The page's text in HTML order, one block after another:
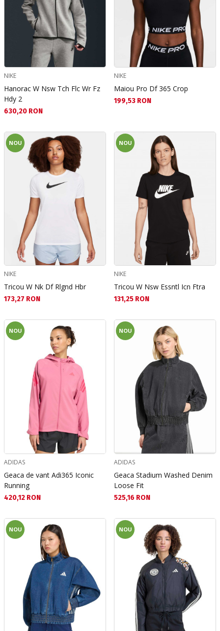
NIKE
Hanorac W Nsw Tch Flc Wr Fz
Hdy 2
Текуща цена:
630,20 RON
NIKE
Maiou Pro Df 365 Crop
Текуща цена:
199,53 RON
NOU
NIKE
Tricou W Nk Df Rlgnd Hbr
Текуща цена:
173,27 RON
NOU
NIKE
Tricou W Nsw Essntl Icn Ftra
Текуща цена:
131,25 RON
NOU
ADIDAS
Geaca de vant Adi365 Iconic
Running
Текуща цена:
420,12 RON
NOU
ADIDAS
Geaca Stadium Washed Denim
Loose Fit
Текуща цена:
525,16 RON
NOU NOU